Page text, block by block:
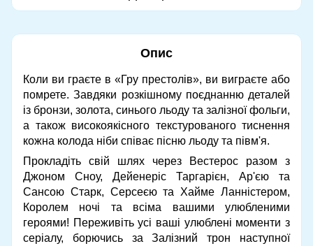
Опис
Коли ви граєте в «Гру престолів», ви виграєте або
помрете. Завдяки розкішному поєднанню деталей
із бронзи, золота, синього льоду та залізної фольги,
а також високоякісного текстурованого тиснення
кожна колода ніби співає пісню льоду та півм'я.
Прокладіть свій шлях через Вестерос разом з
Джоном Сноу, Дейенеріс Таргарієн, Ар'єю та
Сансою Старк, Серсеєю та Хайме Ланністером,
Королем ночі та всіма вашими улюбленими
героями! Переживіть усі ваші улюблені моменти з
серіалу, борючись за Залізний трон наступної